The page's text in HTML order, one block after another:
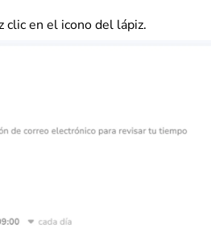
clic en el icono del lápiz.